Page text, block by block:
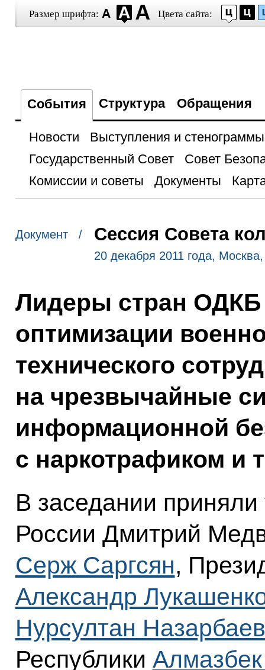
Размер шрифта: Цвета сайта:
События Структура Обращения
Новости
Выступления и стенограммы
Государственный Совет
Совет
Комиссии и советы
Документы
Документ / Сессия Совета
20 декабря 2011 года,
Лидеры стран
оптимизации
технического
на чрезвычайные
информационной
с наркотрафиком и
В заседании
России Дмитрий
Серж Саргсян,
Александр
Нурсултан Назарбаев
Республики